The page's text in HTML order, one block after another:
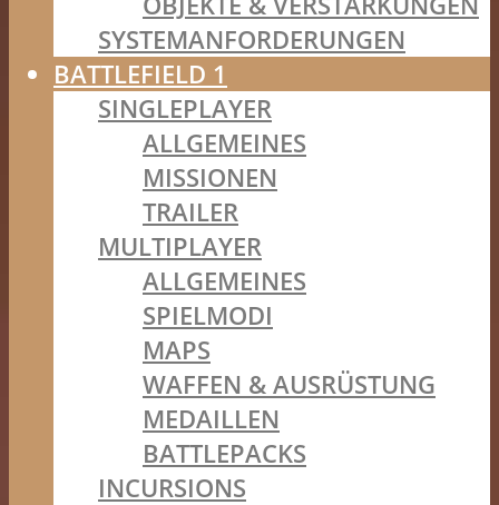
SYSTEMANFORDERUNGEN
BATTLEFIELD 1
SINGLEPLAYER
ALLGEMEINES
MISSIONEN
TRAILER
MULTIPLAYER
ALLGEMEINES
SPIELMODI
MAPS
WAFFEN & AUSRÜSTUNG
MEDAILLEN
BATTLEPACKS
INCURSIONS